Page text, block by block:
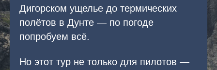
Дигорском ущелье до термических
полётов в Дунте — по погоде
попробуем всё.
Но этот тур не только для пилотов —